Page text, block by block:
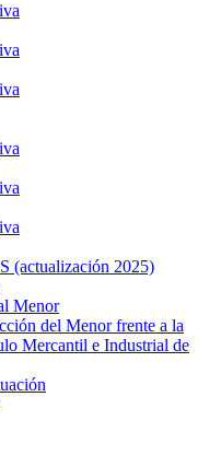
(actualización 2025)
Menor
del Menor frente a la
Mercantil e Industrial de